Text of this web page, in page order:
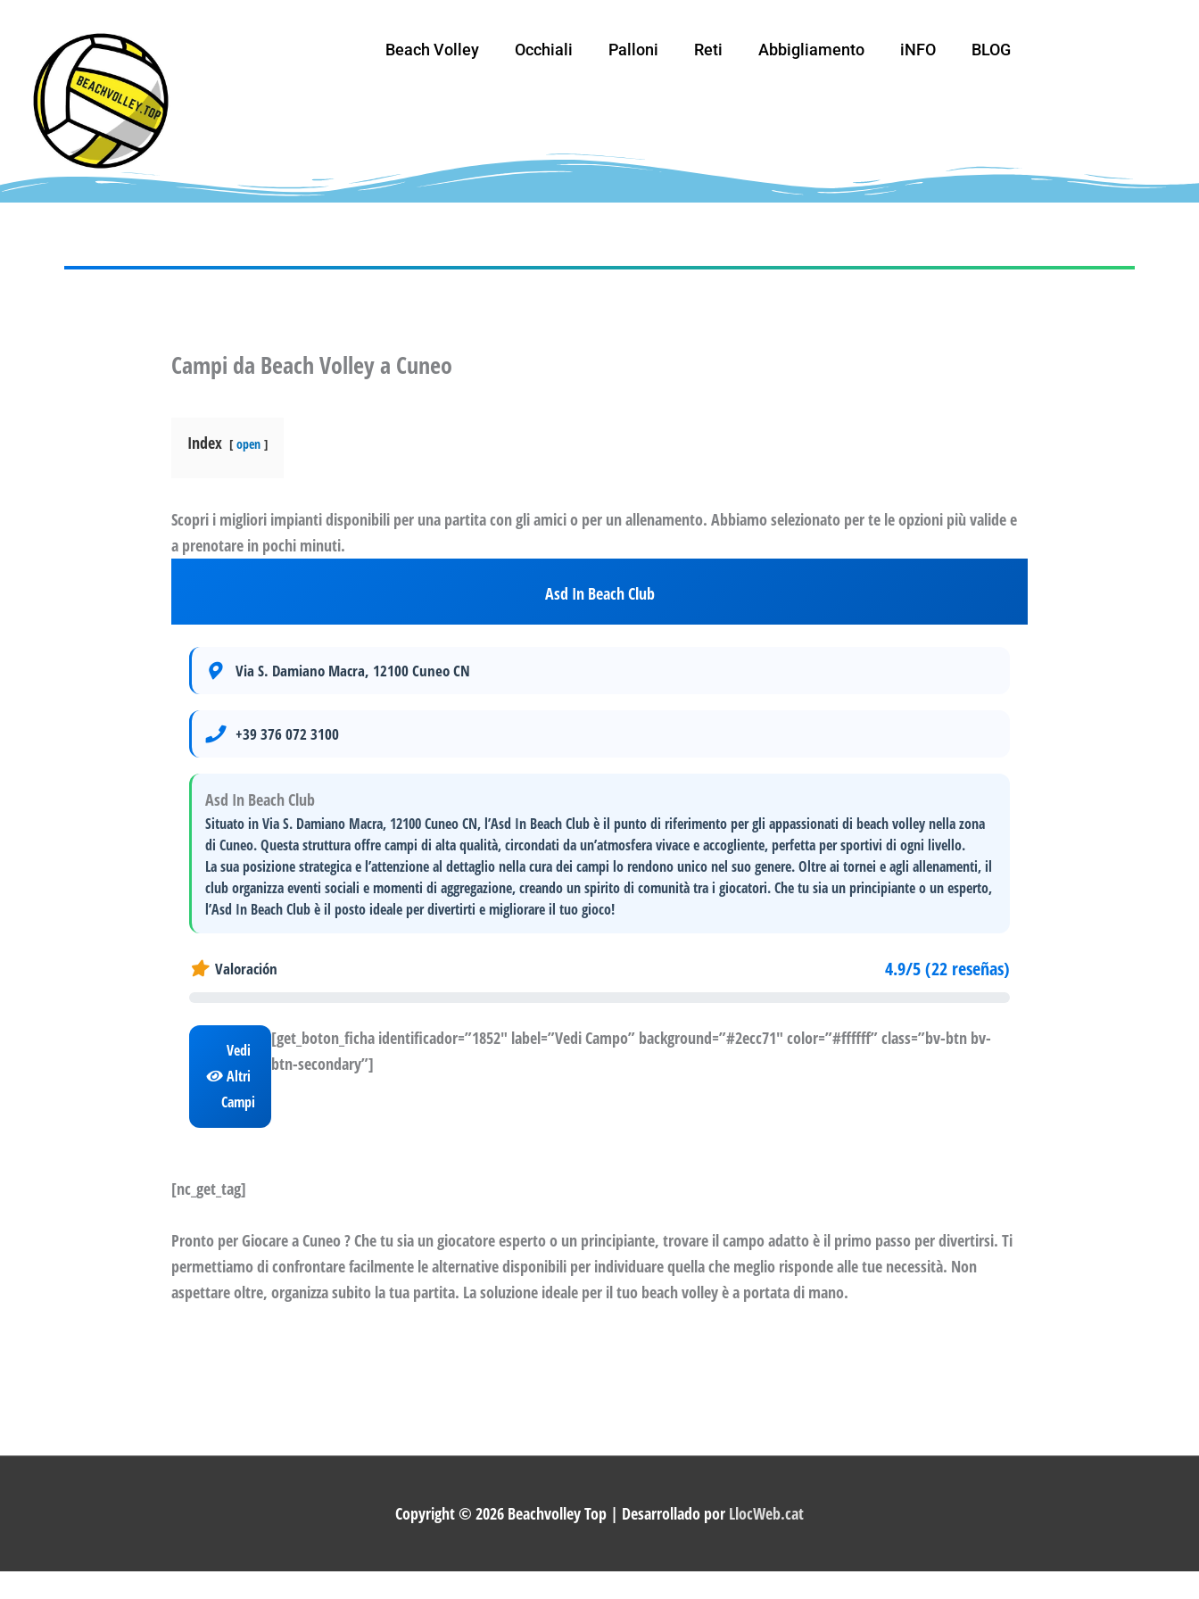
contenuto
Beach Volley Occhiali Palloni Reti Abbigliamento iNFO BLOG
Campi da Beach Volley a Cuneo
Index open
Scopri i migliori impianti disponibili per una partita con gli amici o per un allenamento. Abbiamo selezionato per te le opzioni più valide e
a prenotare in pochi minuti.
Asd In Beach Club
Via S. Damiano Macra, 12100 Cuneo CN
+39 376 072 3100
Asd In Beach Club
Situato inVia S. Damiano Macra, 12100 Cuneo CN, l’Asd In Beach Clubè il punto di riferimento per gli appassionati di beach volley nella zona
di Cuneo. Questa struttura offre campi di alta qualità, circondati da un’atmosfera vivace e accogliente, perfetta per sportivi di ogni livello.
La sua posizione strategicae l’attenzione al dettaglio nella cura dei campi lo rendono unico nel suo genere. Oltre ai tornei e agli allenamenti, il
club organizza eventi sociali e momenti di aggregazione, creando unspirito di comunitàtra i giocatori. Che tu sia un principiante o un esperto,
l’Asd In Beach Clubè il posto ideale per divertirti e migliorare il tuo gioco!
Valoración 4.9/5 (22 reseñas)
Vedi
Altri
Campi
[get_boton_ficha identificador=”1852″ label=”Vedi Campo” background=”#2ecc71″ color=”#ffffff” class=”bv-btn bv-
btn-secondary”]
[nc_get_tag]
Pronto per Giocare a Cuneo ? Che tu sia un giocatore esperto o un principiante, trovare il campo adatto è il primo passo per divertirsi. Ti
permettiamo di confrontare facilmente le alternative disponibili per individuare quella che meglio risponde alle tue necessità. Non
aspettare oltre, organizza subito la tua partita. La soluzione ideale per il tuo beach volley è a portata di mano.
Copyright © 2026 Beachvolley Top | Desarrollado por LlocWeb.cat